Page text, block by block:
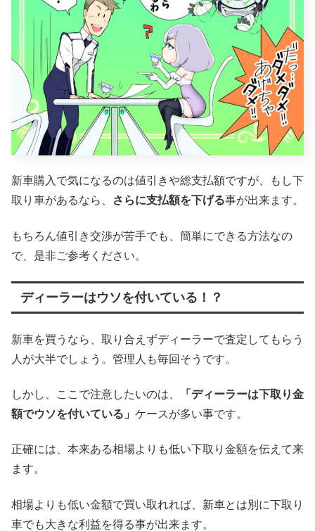
新車購入で気になるのは値引きや総支払額ですが、もし下
取り車があるなら、
さらに支払額を下げる事が出来ます。
もちろん値引き交渉が苦手でも、簡単にできる方法なの
で、是非ご参考ください。
ディーラーはウソを付いている！？
新車を買うなら、取り合えずディーラーで査定してもらう
人が大半でしょう。管理人も毎回そうです。
しかし、ここで注意したいのは、
「ディーラーは下取り金
額でウソを付いている」 ケースが多い事です。
正確には、本来ある相場よりも低い下取り金額を伝えて来
ます。
相場よりも低い金額で買い取れれば、新車とは別に下取り
車でも大きな利益を得る事が出来ます。